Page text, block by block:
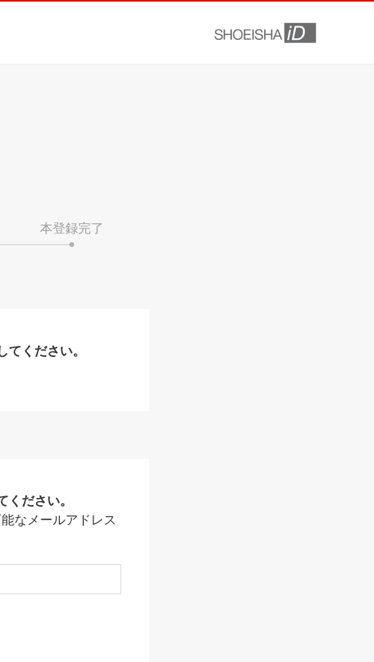
本登録完了
てください。
ださい。
なメールアドレス